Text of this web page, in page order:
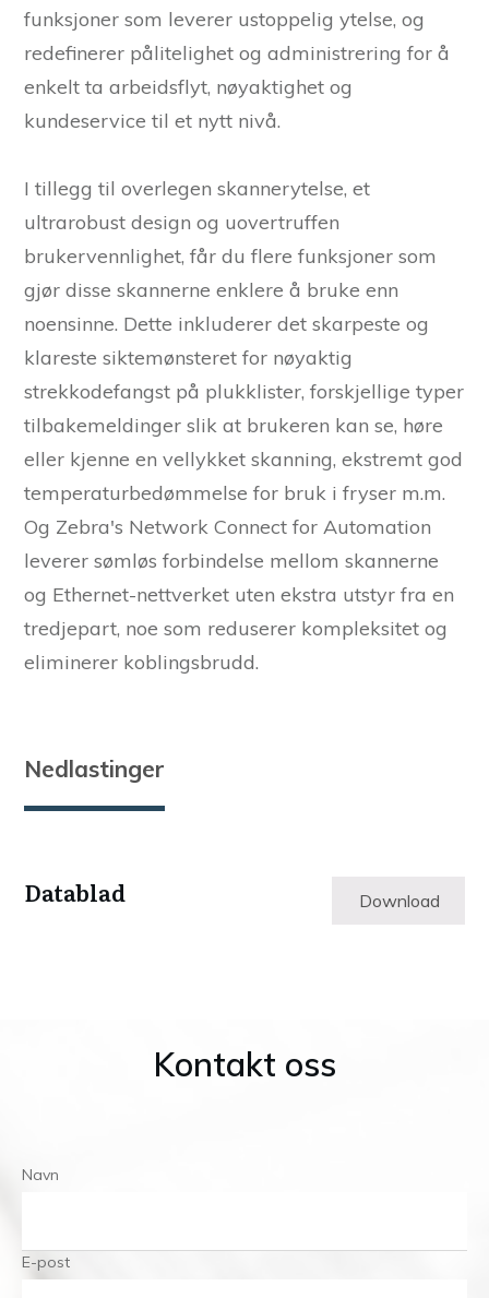
funksjoner som leverer ustoppelig ytelse, og
redefinerer pålitelighet og administrering for å
enkelt ta arbeidsflyt, nøyaktighet og
kundeservice til et nytt nivå.
I tillegg til overlegen skannerytelse, et
ultrarobust design og uovertruffen
brukervennlighet, får du flere funksjoner som
gjør disse skannerne enklere å bruke enn
noensinne. Dette inkluderer det skarpeste og
klareste siktemønsteret for nøyaktig
strekkodefangst på plukklister, forskjellige typer
tilbakemeldinger slik at brukeren kan se, høre
eller kjenne en vellykket skanning, ekstremt god
temperaturbedømmelse for bruk i fryser m.m.
Og Zebra's Network Connect for Automation
leverer sømløs forbindelse mellom skannerne
og Ethernet-nettverket uten ekstra utstyr fra en
tredjepart, noe som reduserer kompleksitet og
eliminerer koblingsbrudd.
Nedlastinger
Datablad Download
Kontakt oss
Navn
E-post